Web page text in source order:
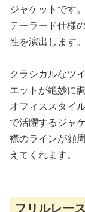
ジャケットです。
テーラード仕様
性を演出します。
クラシカルなツ
エットが絶妙に
オフィススタイ
で活躍するジャ
襟のラインが顔
えてくれます。
フリルレー